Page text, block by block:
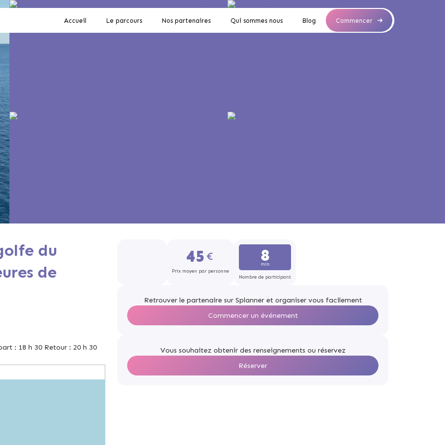
Accueil Le parcours Nos partenaires Qui sommes nous Blog Commencer
du
de
: 18 h 30 Retour : 20 h 30
45
Prix moyen par personne
8
min
Nombre de participant
Retrouver le partenaire sur Splanner et organiser vous facilement
Commencer un événement
Vous souhaitez obtenir des renseignements ou réservez
Réserver